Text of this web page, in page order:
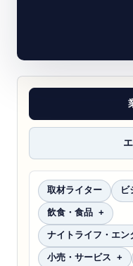
取材ライター ビ
飲食・食品
ナイトライフ・エン
小売・サービス